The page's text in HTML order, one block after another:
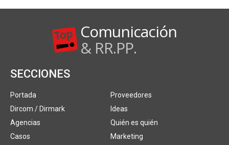
Comunicación
& RR.PP.
SECCIONES
Portada
Dircom / Dirmark
Agencias
Casos
Proveedores
Ideas
Quién es quién
Marketing